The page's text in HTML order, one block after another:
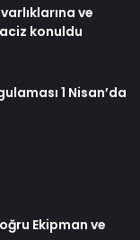
ve
konuldu
1 Nisan’da
Ekipman ve